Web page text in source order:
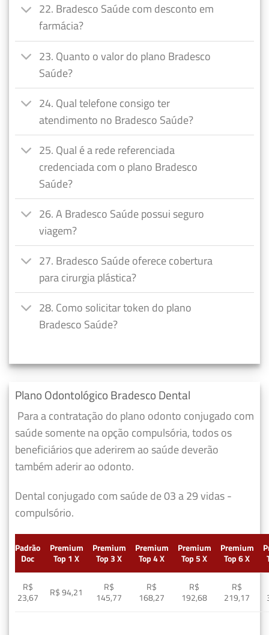
22. Bradesco Saúde com desconto em
farmácia?
23. Quanto o valor do plano Bradesco
Saúde?
24. Qual telefone consigo ter
atendimento no Bradesco Saúde?
25. Qual é a rede referenciada
credenciada com o plano Bradesco
Saúde?
26. A Bradesco Saúde possui seguro
viagem?
27. Bradesco Saúde oferece cobertura
para cirurgia plástica?
28. Como solicitar token do plano
Bradesco Saúde?
Plano Odontológico Bradesco Dental
Para a contratação do plano odonto conjugado com
saúde somente na opção compulsória, todos os
beneficiários que aderirem ao saúde deverão
também aderir ao odonto.
Dental conjugado com saúde de 03 a 29 vidas -
compulsório.
Padrão
Doc
Premium
Top 1 X
Premium
Top 3 X
Premium
Top 4 X
Premium
Top 5 X
Premium
Top 6 X
R$
23,67
R$ 94,21
R$
145,77
R$
168,27
R$
192,68
R$
219,17